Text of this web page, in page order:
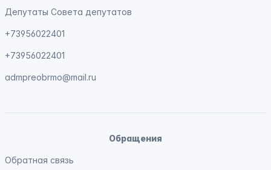
Депутаты Совета депутатов
+73956022401
+73956022401
admpreobrmo@mail.ru
Обращения
Обратная связь